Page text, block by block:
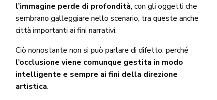
l’immagine perde di profondità, con gli oggetti che
sembrano galleggiare nello scenario, tra queste anche
città importanti ai fini narrativi.
Ciò nonostante non si può parlare di difetto, perché
l’occlusione viene comunque gestita in modo
intelligente e sempre ai fini della direzione
artistica.